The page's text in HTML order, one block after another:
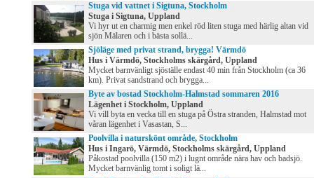
Stuga vid vattnet i Sigtuna, Stockholm
Stuga i Sigtuna, Uppland
Vi hyr ut en charmig men enkel röd liten stuga med härlig altan vid
sjön Mälaren och i bästa sollä...
Sjöläge med privat strand, brygga! Värmdö
Hus i Värmdö, Stockholms skärgård, Uppland
Mycket barnvänligt sjöställe endast 40 min från Stockholm (ca 36
km). Privat sandstrand och brygga...
Byte av bostad Stockholm-Halmstad sommaren 2016
Lägenhet i Stockholm, Uppland
Vi vill byta en vecka till en stuga på Östra stranden, Halmstad mot
våran lägenhet i Vasastan, S...
Poolvilla i naturskönt område, Stockholm
Hus i Ingarö, Värmdö, Stockholms skärgård, Uppland
Påkostad poolvilla (150 m2) i lugnt område nära hav och badsjö.
Mycket barnvänlig tomt i soligt lä...